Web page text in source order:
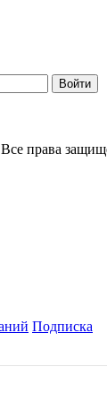
Все права
Подписка